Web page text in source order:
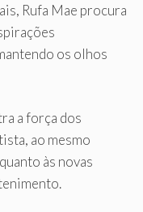
Rufa Mae procura
os olhos
a força dos
ao mesmo
às novas